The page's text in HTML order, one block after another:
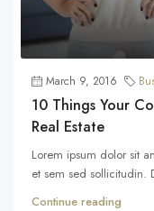
March 9, 2016
10 Things Your
Real Estate
Lorem ipsum dolor sit
et sem sed sollicitudin.
Continue reading